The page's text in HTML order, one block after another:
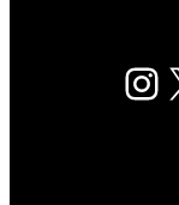
اینستاگرم